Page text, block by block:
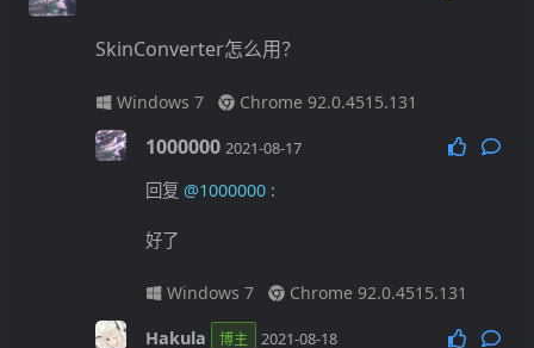
Chrome 76.0.3809.89
SkinConverter怎么用？
Windows 7 Chrome 92.0.4515.131
1000000 2021-08-17
回复 @1000000:
好了
Windows 7
Chrome 92.0.4515.131
Hakula
博主 2021-08-18